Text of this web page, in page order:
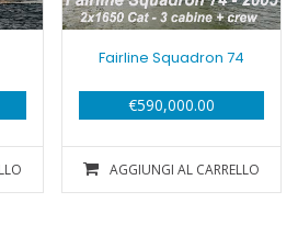
Fairline Squadron 74
€590,000.00
AGGIUNGI AL CARRELLO